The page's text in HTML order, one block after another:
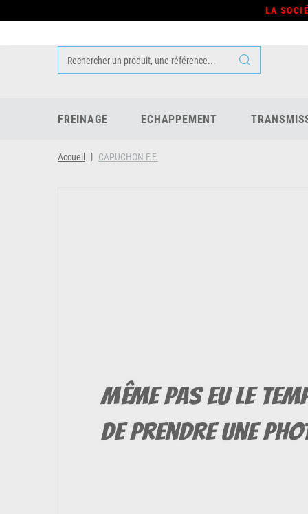
LA
FREINAGE ECHAPPEMENT
Accueil CAPUCHON F.F.